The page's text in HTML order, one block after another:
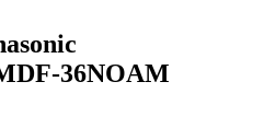
36NOAM